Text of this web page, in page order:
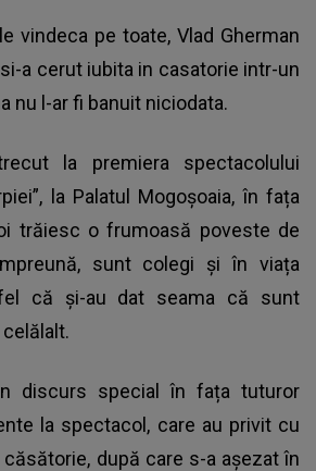
vindeca pe toate, Vlad Gherman
a cerut iubita in casatorie intr-un
nu l-ar fi banuit niciodata.
la premiera spectacolului
la Palatul Mogoșoaia, în fața
trăiesc o frumoasă poveste de
sunt colegi și în viața
că și-au dat seama că sunt
discurs special în fața tuturor
la spectacol, care au privit cu
după care s-a așezat în